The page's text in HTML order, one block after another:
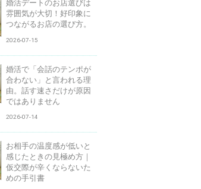
婚活デートのお店選びは
雰囲気が大切！好印象に
つながるお店の選び方。
2026-07-15
婚活で「会話のテンポが
合わない」と言われる理
由。話す速さだけが原因
ではありません
2026-07-14
お相手の温度感が低いと
感じたときの見極め方｜
仮交際が辛くならないた
めの手引書